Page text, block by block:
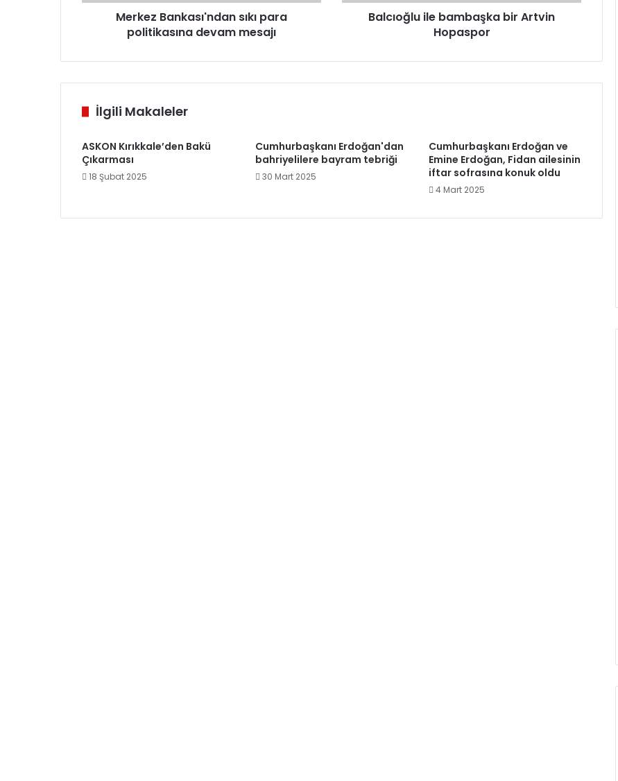
Merkez Bankası'ndan sıkı para
politikasına devam mesajı
Balcıoğlu ile bambaşka bir Artvin
Hopaspor
İlgili Makaleler
ASKON Kırıkkale’den Bakü
Çıkarması
18 Şubat 2025
Cumhurbaşkanı Erdoğan'dan
bahriyelilere bayram tebriği
30 Mart 2025
Cumhurbaşkanı Erdoğan ve
Emine Erdoğan, Fidan ailesinin
iftar sofrasına konuk oldu
4 Mart 2025